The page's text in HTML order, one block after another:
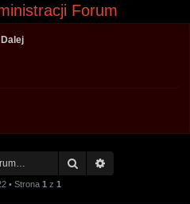
Forum
Dalej
Szukaj
• Strona 1 z 1